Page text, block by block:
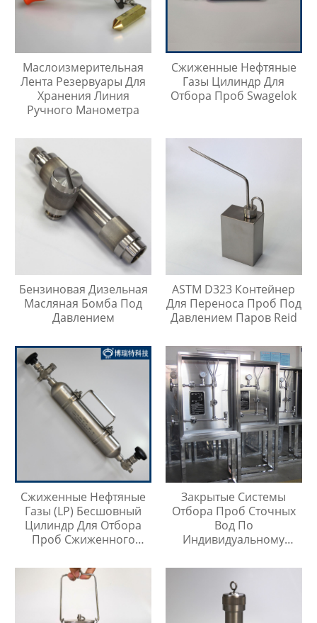
Маслоизмерительная
Лента Резервуары Для
Хранения Линия
Ручного Манометра
Сжиженные Нефтяные
Газы Цилиндр Для
Отбора Проб Swagelok
Бензиновая Дизельная
Масляная Бомба Под
Давлением
ASTM D323 Контейнер
Для Переноса Проб Под
Давлением Паров Reid
Сжиженные Нефтяные
Газы (LP) Бесшовный
Цилиндр Для Отбора
Проб Сжиженного
Закрытые Системы
Отбора Проб Сточных
Вод По
Индивидуальному